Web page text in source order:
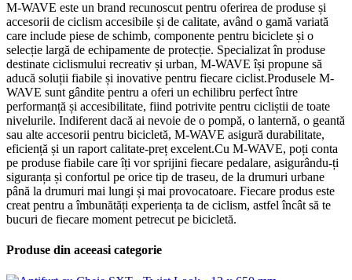
M-WAVE este un brand recunoscut pentru oferirea de produse și
accesorii de ciclism accesibile și de calitate, având o gamă variată
care include piese de schimb, componente pentru biciclete și o
selecție largă de echipamente de protecție. Specializat în produse
destinate ciclismului recreativ și urban, M-WAVE își propune să
aducă soluții fiabile și inovative pentru fiecare ciclist.Produsele M-
WAVE sunt gândite pentru a oferi un echilibru perfect între
performanță și accesibilitate, fiind potrivite pentru cicliștii de toate
nivelurile. Indiferent dacă ai nevoie de o pompă, o lanternă, o geantă
sau alte accesorii pentru bicicletă, M-WAVE asigură durabilitate,
eficiență și un raport calitate-preț excelent.Cu M-WAVE, poți conta
pe produse fiabile care îți vor sprijini fiecare pedalare, asigurându-ți
siguranța și confortul pe orice tip de traseu, de la drumuri urbane
până la drumuri mai lungi și mai provocatoare. Fiecare produs este
creat pentru a îmbunătăți experiența ta de ciclism, astfel încât să te
bucuri de fiecare moment petrecut pe bicicletă.
Produse din aceeasi categorie